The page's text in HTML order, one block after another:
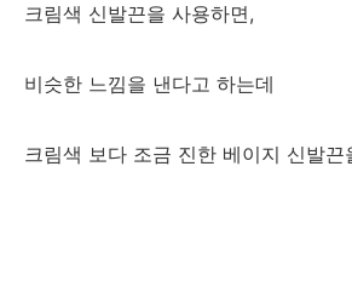
크림색 신발끈을 사용하면,
비슷한 느낌을 낸다고 하는데
크림색 보다 조금 진한 베이지 신발끈